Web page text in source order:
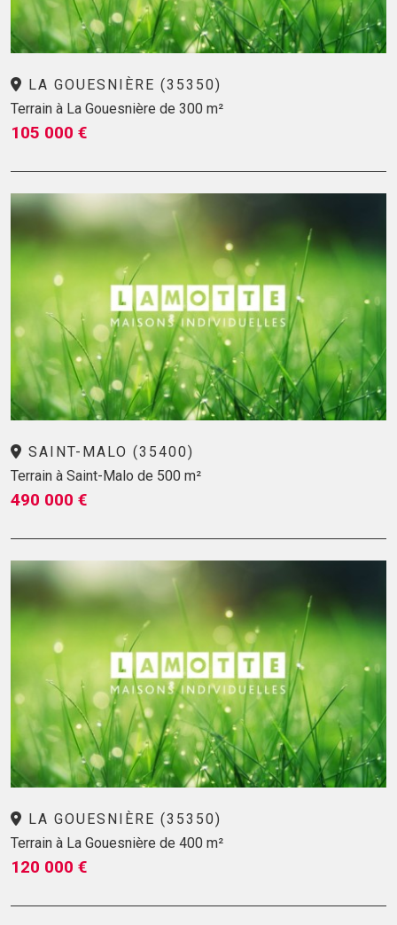
LA GOUESNIÈRE (35350)
Terrain à La Gouesnière de 300 m²
105 000 €
SAINT-MALO (35400)
Terrain à Saint-Malo de 500 m²
490 000 €
LA GOUESNIÈRE (35350)
Terrain à La Gouesnière de 400 m²
120 000 €